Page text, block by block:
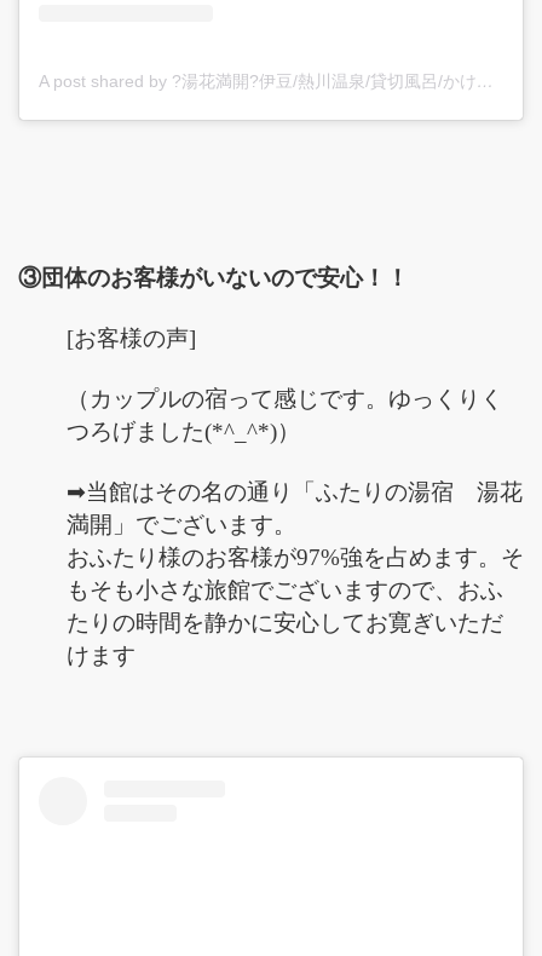
A post shared by ?湯花満開?伊豆/熱川温泉/貸切風呂/かけ流し/カップル/旅館/静岡/海が見える (@yubanamankai)
③団体のお客様がいないので安心！！
[お客様の声]
（カップルの宿って感じです。ゆっくりく
つろげました(*^_^*)）
➡当館はその名の通り「ふたりの湯宿 湯花
満開」でございます。
おふたり様のお客様が97%強を占めます。そ
もそも小さな旅館でございますので、おふ
たりの時間を静かに安心してお寛ぎいただ
けます